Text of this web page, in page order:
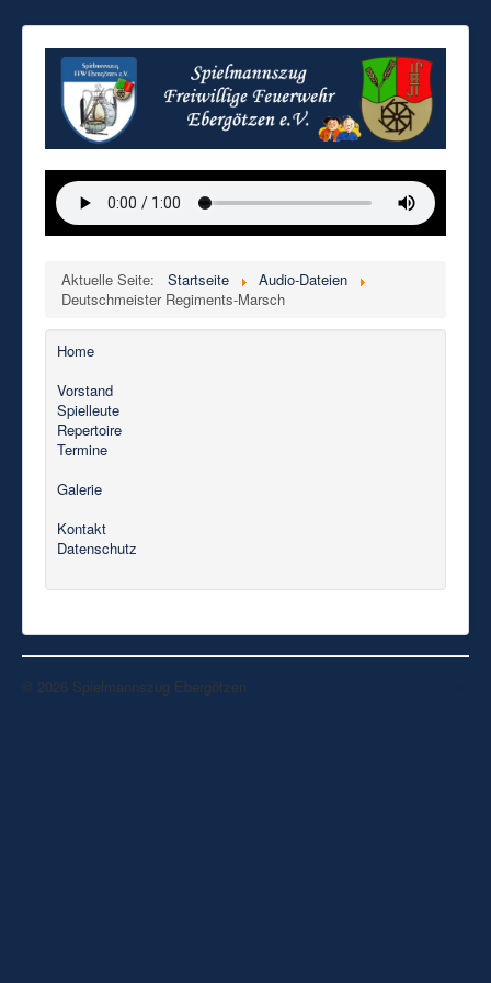
Aktuelle Seite: Startseite
Audio-Dateien
Deutschmeister Regiments-Marsch
Home
Vorstand
Spielleute
Repertoire
Termine
Galerie
Kontakt
Datenschutz
© 2026 Spielmannszug Ebergötzen